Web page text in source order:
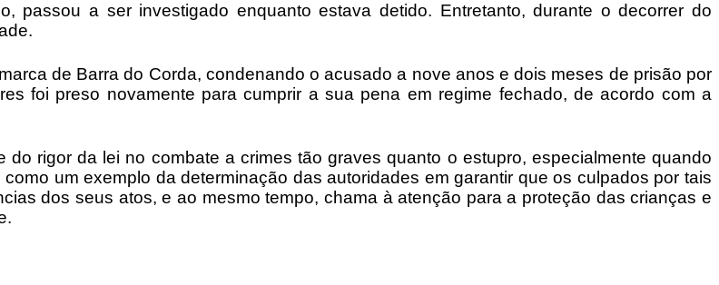
passou a ser investigado enquanto estava detido. Entretanto, durante o decorrer do
de Barra do Corda, condenando o acusado a nove anos e dois meses de prisão por
foi preso novamente para cumprir a sua pena em regime fechado, de acordo com a
rigor da lei no combate a crimes tão graves quanto o estupro, especialmente quando
um exemplo da determinação das autoridades em garantir que os culpados por tais
dos seus atos, e ao mesmo tempo, chama à atenção para a proteção das crianças e